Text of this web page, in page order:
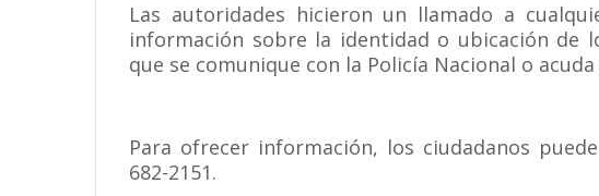
Las autoridades hicieron un llamado a
información sobre la identidad o ubicación de
que se comunique con la Policía Nacional o
Para ofrecer información, los ciudadanos
682-2151.